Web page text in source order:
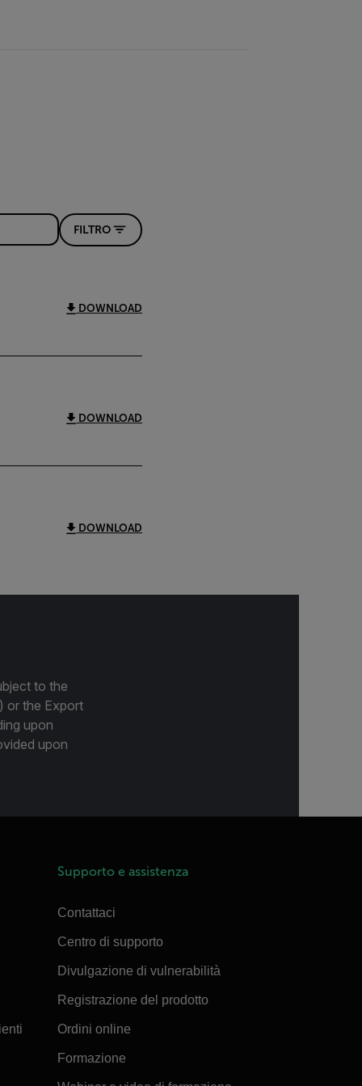
FILTRO
DOWNLOAD
DOWNLOAD
DOWNLOAD
to the
or the Export
upon
upon
Supporto e assistenza
Contattaci
Centro di supporto
Divulgazione di vulnerabilità
Registrazione del prodotto
Ordini online
Formazione